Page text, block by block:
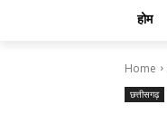
होम
Home
छत्तीसगढ़